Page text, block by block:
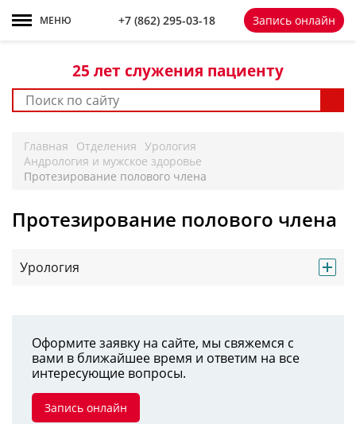
+7 861 298-92-98
25 лет служения пациенту
МЕНЮ +7 (862) 295-03-18 Запись онлайн
Главная Отделения Урология
Андрология и мужское здоровье
Протезирование полового члена
Протезирование полового члена
Урология
Оформите заявку на сайте, мы свяжемся с
вами в ближайшее время и ответим на все
интересующие вопросы.
Запись онлайн